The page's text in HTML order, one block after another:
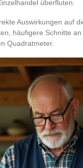
überfluten.
Auswirkungen auf
häufigere Schnitte
Quadratmeter.